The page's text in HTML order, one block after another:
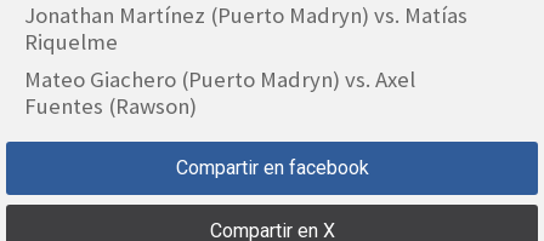
Jonathan Martínez (Puerto Madryn) vs. Matías
Riquelme
Mateo Giachero (Puerto Madryn) vs. Axel
Fuentes (Rawson)
Compartir en facebook
Compartir en X